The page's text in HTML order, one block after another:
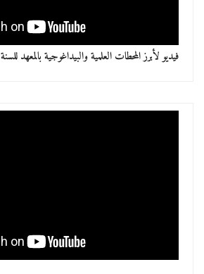
فيديو لأبرز المحطات العلمية والبيداغوجية بالمعهد للسنة 2024-2025